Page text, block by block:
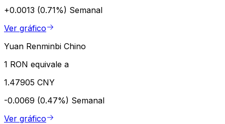
+0.0013 (0.71%) Semanal
Ver gráfico
Yuan Renminbi Chino
1 RON equivale a
1.47905 CNY
-0.0069 (0.47%) Semanal
Ver gráfico